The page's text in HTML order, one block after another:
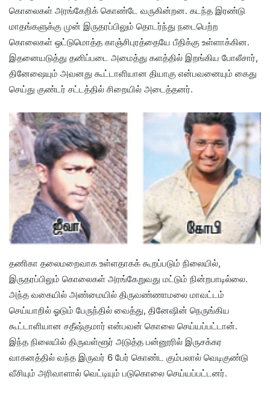
கொலைகள் அரங்கேறிக் கொண்டே வருகின்றன. கடந்த இரண்டு
மாதங்களுக்கு முன் இருதரப்பிலும் தொடர்ந்து நடைபெற்ற
கொலைகள் ஒட்டுமொத்த காஞ்சிபுரத்தையே பீதிக்கு உள்ளாக்கின.
இதனையடுத்து தனிப்படை அமைத்து களத்தில் இறங்கிய போலீசார்,
தினேஷையும் அவனது கூட்டாளியான தியாகு என்பவனையும் கைது
செய்து குண்டர் சட்டத்தில் சிறையில் அடைத்தனர்.
தணிகா தலைமறைவாக உள்ளதாகக் கூறப்படும் நிலையில்,
இருதரப்பிலும் கொலைகள் அரங்கேறுவது மட்டும் நின்றபாடில்லை.
அந்த வகையில் அண்மையில் திருவண்ணாமலை மாவட்டம்
செய்யாறில் ஓடும் பேருந்தில் வைத்து, தினேஷின் நெருங்கிய
கூட்டாளியான சதீஷ்குமார் என்பவன் கொலை செய்யப்பட்டான்.
இந்த நிலையில் திருவள்ளூர் அடுத்த பன்னூரில் இருசக்கர
வாகனத்தில் வந்த இருவர் 6 பேர் கொண்ட கும்பலால் வெடிகுண்டு
வீசியும் அரிவாளால் வெட்டியும் படுகொலை செய்யப்பட்டனர்.